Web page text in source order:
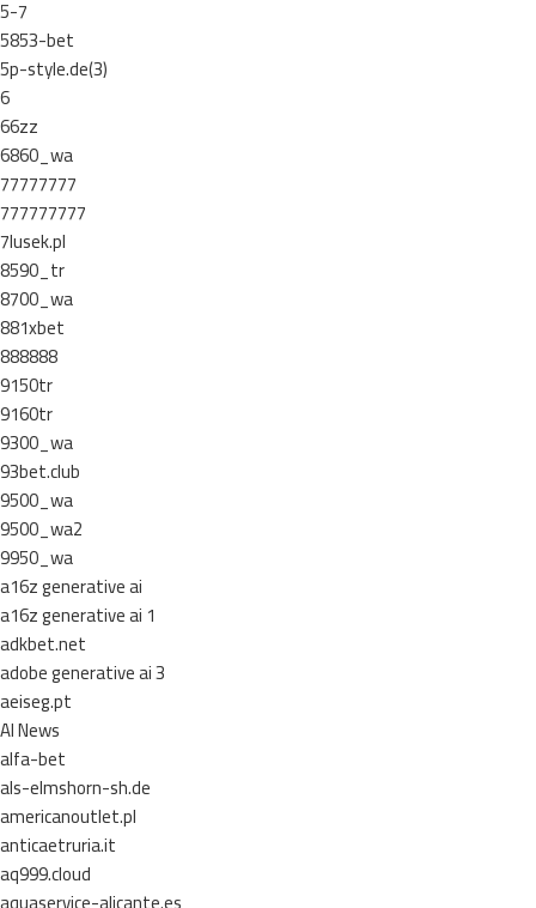
5-7
5853-bet
5p-style.de(3)
6
66zz
6860_wa
77777777
777777777
7lusek.pl
8590_tr
8700_wa
881xbet
888888
9150tr
9160tr
9300_wa
93bet.club
9500_wa
9500_wa2
9950_wa
a16z generative ai
a16z generative ai 1
adkbet.net
adobe generative ai 3
aeiseg.pt
AI News
alfa-bet
als-elmshorn-sh.de
americanoutlet.pl
anticaetruria.it
aq999.cloud